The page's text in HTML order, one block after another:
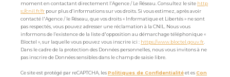
moment en contactant directement l’Agence / Le Réseau. Consultez le site http
s://cnil.fr/fr pour plus d’informations sur vos droits. Si vous estimez, après avoir
contacté l'Agence / le Réseau, que vos droits « Informatique et Libertés » ne sont
pas respectés, vous pouvez adresser une réclamation à la CNIL. Nous vous
informons de l’existence de la liste d'opposition au démarchage téléphonique «
Bloctel », sur laquelle vous pouvez vous inscrire ici : https://www.bloctel.gouv.fr.
Dans le cadre de la protection des Données personnelles, nous vous invitons à ne
pas inscrire de Données sensibles dans le champ de saisie libre.
Ce site est protégé par reCAPTCHA, lesPolitiques de Confidentialitéet esCon